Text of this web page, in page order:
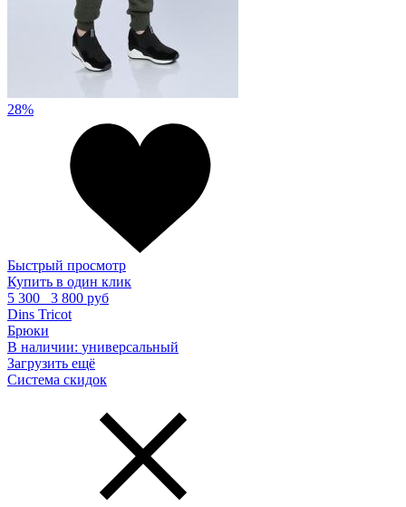
28%
Быстрый просмотр
Купить в один клик
5 300
3 800 руб
Dins Tricot
Брюки
В наличии: универсальный
Загрузить ещё
Система скидок